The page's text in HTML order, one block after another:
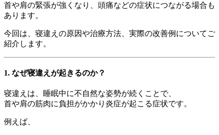
首や肩の緊張が強くなり、頭痛などの症状につながる場合も
あります。
今回は、寝違えの原因や治療方法、実際の改善例についてご
紹介します。
1. なぜ寝違えが起きるのか？
寝違えは、睡眠中に不自然な姿勢が続くことで、
首や肩の筋肉に負担がかかり炎症が起こる症状です。
例えば、